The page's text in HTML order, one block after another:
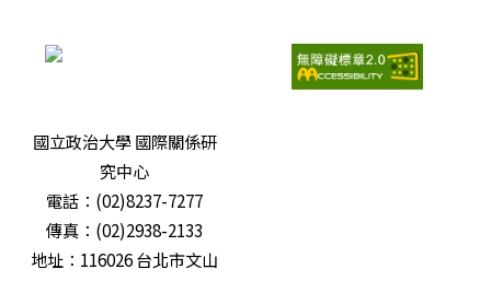
國立政治大學 國際關係研
究中心
電話：(02)8237-7277
傳真：(02)2938-2133
地址：116026 台北市文山